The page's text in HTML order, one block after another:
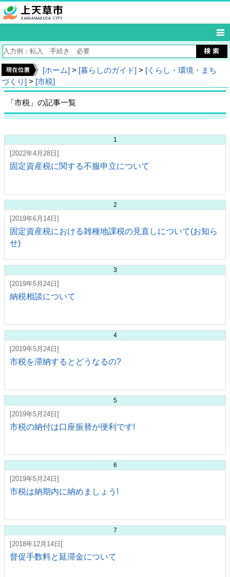
[ホーム] > [暮らしのガイド] > [くらし・環境・まち
づくり] > [市税]
「市税」の記事一覧
1
[2022年4月28日]
固定資産税に関する不服申立について
2
[2019年6月14日]
固定資産税における雑種地課税の見直しについて(お知ら
せ)
3
[2019年5月24日]
納税相談について
4
[2019年5月24日]
市税を滞納するとどうなるの?
5
[2019年5月24日]
市税の納付は口座振替が便利です!
6
[2019年5月24日]
市税は納期内に納めましょう!
7
[2018年12月14日]
督促手数料と延滞金について